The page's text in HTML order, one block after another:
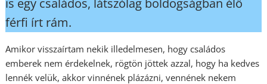
is egy családos, látszólag boldogságban élő
férfi írt rám.
Amikor visszaírtam nekik illedelmesen, hogy családos
emberek nem érdekelnek, rögtön jöttek azzal, hogy ha kedves
lennék velük, akkor vinnének plázázni, vennének nekem